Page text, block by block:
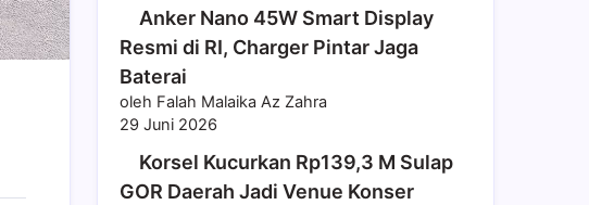
Anker Nano 45W Smart Display
Resmi di RI, Charger Pintar Jaga
Baterai
oleh Falah Malaika Az Zahra
29 Juni 2026
Korsel Kucurkan Rp139,3 M Sulap
GOR Daerah Jadi Venue Konser